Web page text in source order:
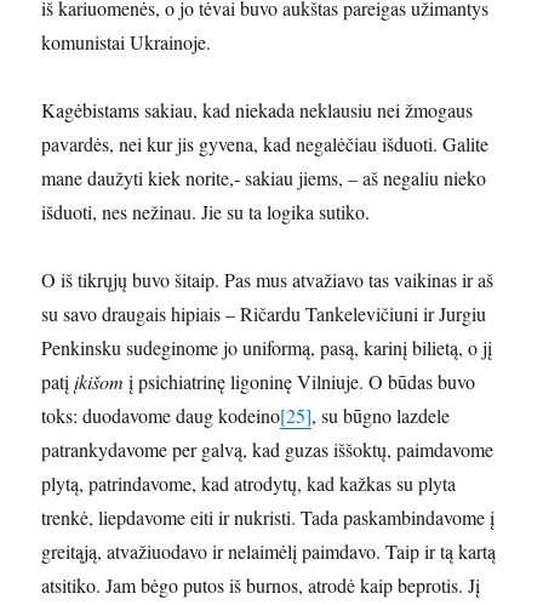
iš kariuomenės, o jo tėvai buvo aukštas pareigas užimantys
komunistai Ukrainoje.
Kagėbistams sakiau, kad niekada neklausiu nei žmogaus
pavardės, nei kur jis gyvena, kad negalėčiau išduoti. Galite
mane daužyti kiek norite,- sakiau jiems, – aš negaliu nieko
išduoti, nes nežinau. Jie su ta logika sutiko.
O iš tikrųjų buvo šitaip. Pas mus atvažiavo tas vaikinas ir aš
su savo draugais hipiais – Ričardu Tankelevičiuni ir Jurgiu
Penkinsku sudeginome jo uniformą, pasą, karinį bilietą, o jį
patįįkišom į psichiatrinę ligoninę Vilniuje. O būdas buvo
toks: duodavome daug kodeino[25], su būgno lazdele
patrankydavome per galvą, kad guzas iššoktų, paimdavome
plytą, patrindavome, kad atrodytų, kad kažkas su plyta
trenkė, liepdavome eiti ir nukristi. Tada paskambindavome į
greitąją, atvažiuodavo ir nelaimėlį paimdavo. Taip ir tą kartą
atsitiko. Jam bėgo putos iš burnos, atrodė kaip beprotis. Jį